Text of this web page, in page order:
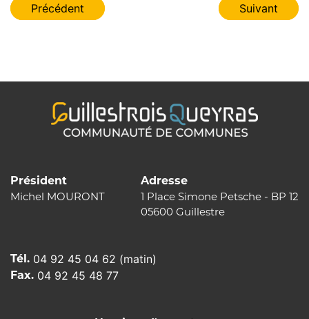
Navigation
Précédent Suivant
Président
Michel MOURONT
Adresse
1 Place Simone Petsche - BP 12
05600 Guillestre
Tél. 04 92 45 04 62 (matin)
Fax. 04 92 45 48 77